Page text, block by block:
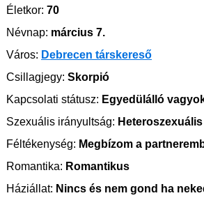
Életkor: 70
Névnap: március 7.
Város: Debrecen társkereső
Csillagjegy: Skorpió
Kapcsolati státusz: Egyedülálló
Szexuális irányultság: Heteroszexuális
Féltékenység: Megbízom a
Romantika: Romantikus
Háziállat: Nincs és nem gond ha